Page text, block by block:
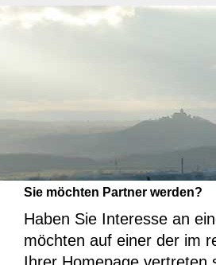
Sie möchten Partner werden?
Haben Sie Interesse an
möchten auf einer der im